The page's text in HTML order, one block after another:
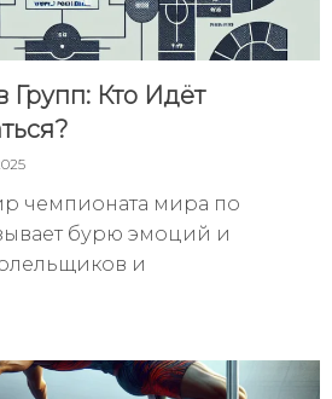
Кто Идёт
чемпионата мира по
бурю эмоций и
и